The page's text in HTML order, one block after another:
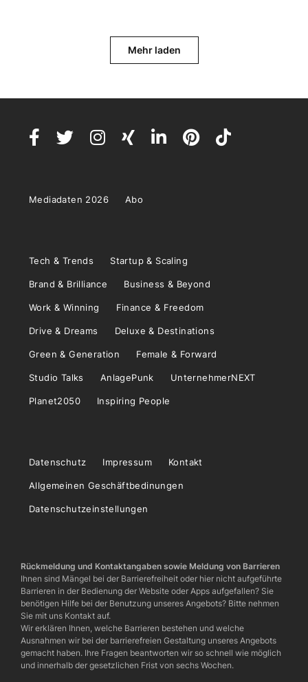
Mehr laden
Mediadaten 2026 Abo
Tech & Trends Startup & Scaling
Brand & Brilliance Business & Beyond
Work & Winning Finance & Freedom
Drive & Dreams Deluxe & Destinations
Green & Generation Female & Forward
Studio Talks AnlagePunk UnternehmerNEXT
Planet2050 Inspiring People
Datenschutz Impressum Kontakt
Allgemeinen Geschäftbedinungen
Datenschutzeinstellungen
Rückmeldung und Kontaktangaben sowie Meldung von Barrieren
Ihnen sind Mängel bei der Barrierefreiheit oder hier nicht aufgeführte
Barrieren in der Bedienung der Website oder Apps aufgefallen? Sie
benötigen Hilfe bei der Benutzung unseres Angebots? Bitte nehmen
Sie mit uns Kontakt auf.
Wir erklären Ihnen, welche Barrieren bestehen und welche
Ausnahmen wir bei der barrierefreien Gestaltung unseres Angebots
gemacht haben. Ihre Fragen beantworten wir so schnell wie möglich
und innerhalb der gesetzlichen Frist von sechs Wochen.